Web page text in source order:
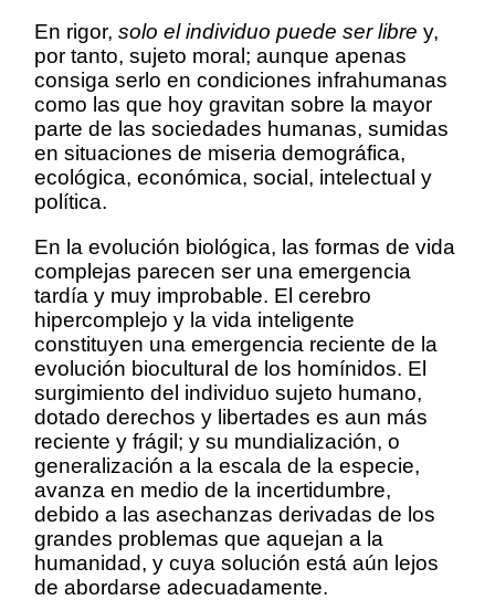
En rigor, solo el individuo puede ser libre y,
por tanto, sujeto moral; aunque apenas
consiga serlo en condiciones infrahumanas
como las que hoy gravitan sobre la mayor
parte de las sociedades humanas, sumidas
en situaciones de miseria demográfica,
ecológica, económica, social, intelectual y
política.
En la evolución biológica, las formas de vida
complejas parecen ser una emergencia
tardía y muy improbable. El cerebro
hipercomplejo y la vida inteligente
constituyen una emergencia reciente de la
evolución biocultural de los homínidos. El
surgimiento del individuo sujeto humano,
dotado derechos y libertades es aun más
reciente y frágil; y su mundialización, o
generalización a la escala de la especie,
avanza en medio de la incertidumbre,
debido a las asechanzas derivadas de los
grandes problemas que aquejan a la
humanidad, y cuya solución está aún lejos
de abordarse adecuadamente.